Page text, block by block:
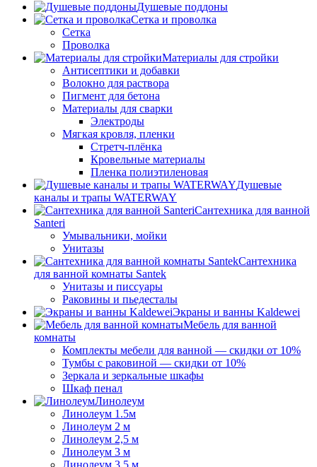
Душевые поддоны
Сетка и проволка
Сетка
Проволка
Материалы для стройки
Антисептики и добавки
Волокно для раствора
Пигмент для бетона
Материалы для сварки
Электроды
Мягкая кровля, пленки
Стретч-плёнка
Кровельные материалы
Пленка полиэтиленовая
Душевые
каналы и трапы WATERWAY
Сантехника для ванной
Santeri
Умывальники, мойки
Унитазы
Сантехника
для ванной комнаты Santek
Унитазы и писсуары
Раковины и пьедесталы
Экраны и ванны Kaldewei
Мебель для ванной
комнаты
Комплекты мебели для ванной — скидки от 10%
Тумбы с раковиной — скидки от 10%
Зеркала и зеркальные шкафы
Шкаф пенал
Линолеум
Линолеум 1.5м
Линолеум 2 м
Линолеум 2,5 м
Линолеум 3 м
Линолеум 3,5 м